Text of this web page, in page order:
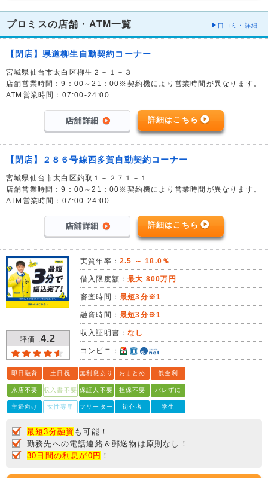
プロミスの店舗・ATM一覧 口コミ・詳細
【閉店】県道柳生自動契約コーナー
宮城県仙台市太白区柳生２－１－３
店舗営業時間：9：00～21：00※契約機により営業時間が異なります。
ATM営業時間：07:00-24:00
詳細はこちら
【閉店】２８６号線西多賀自動契約コーナー
宮城県仙台市太白区鈎取１－２７１－１
店舗営業時間：9：00～21：00※契約機により営業時間が異なります。
ATM営業時間：07:00-24:00
詳細はこちら
評価 :4.2
実質年率： 2.5 ～ 18.0％
借入限度額：最大 800万円
審査時間： 最短3分※1
融資時間： 最短3分※1
収入証明書：なし
コンビニ：
即日融資 土日祝 無利息あり おまとめ 低金利
来店不要 収入書不要 保証人不要 担保不要 バレずに
主婦向け 女性専用 フリーター 初心者 学生
最短3分融資 も可能！
勤務先への電話連絡＆郵送物は原則なし！
30日間の利息が0円 ！